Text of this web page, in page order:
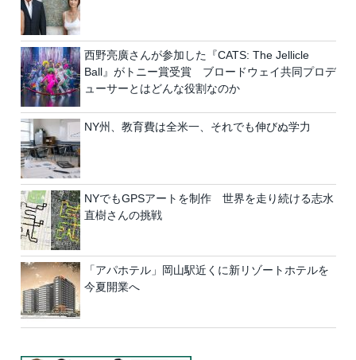
西野亮廣さんが参加した『CATS: The Jellicle
Ball』がトニー賞受賞 ブロードウェイ共同プロデ
ューサーとはどんな役割なのか
NY州、教育費は全米一、それでも伸びぬ学力
NYでもGPSアートを制作 世界を走り続ける志水
直樹さんの挑戦
「アパホテル」岡山駅近くに新リゾートホテルを
今夏開業へ